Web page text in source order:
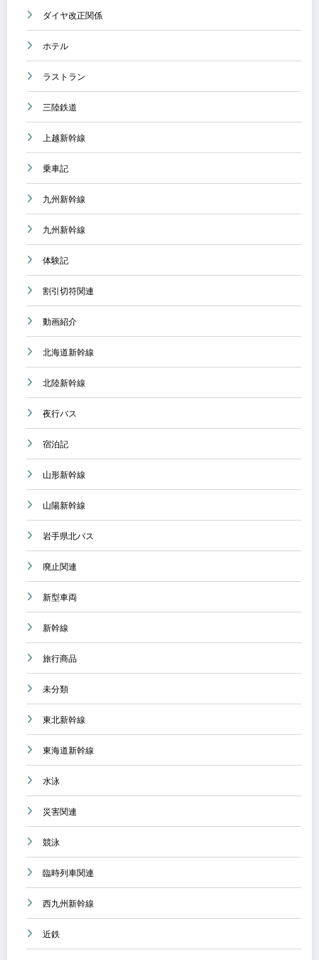
ダイヤ改正関係
ホテル
ラストラン
三陸鉄道
上越新幹線
乗車記
九州新幹線
九州新幹線
体験記
割引切符関連
動画紹介
北海道新幹線
北陸新幹線
夜行バス
宿泊記
山形新幹線
山陽新幹線
岩手県北バス
廃止関連
新型車両
新幹線
旅行商品
未分類
東北新幹線
東海道新幹線
水泳
災害関連
競泳
臨時列車関連
西九州新幹線
近鉄